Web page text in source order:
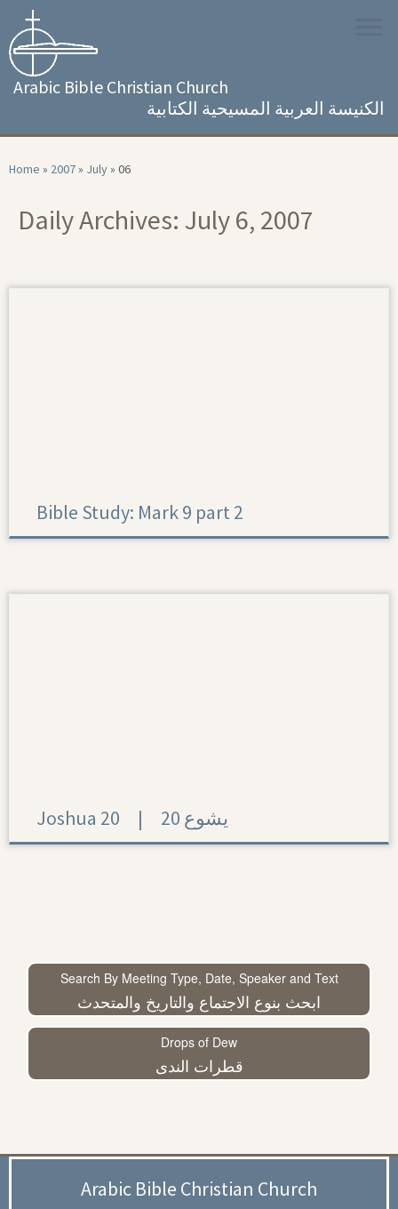
content
Arabic Bible Christian Church
الكنيسة العربية المسيحية الكتابية
Home » 2007» July» 06
Daily Archives: July 6, 2007
Bible Study: Mark 9 part 2
Joshua 20 | 20 يشوع
Search By Meeting Type, Date, Speaker and Text
ابحث بنوع الاجتماع والتاريخ والمتحدث
Drops of Dew
قطرات الندى
Arabic Bible Christian Church